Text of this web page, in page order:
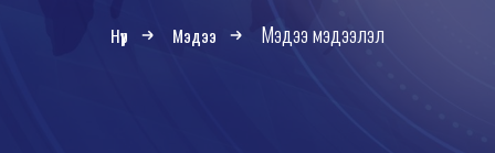
Нүүр Мэдээ Мэдээ мэдээлэл